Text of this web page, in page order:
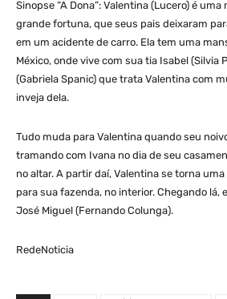
Sinopse “A Dona”: Valentina (Lucero) é
grande fortuna, que seus pais deixaram
em um acidente de carro. Ela tem uma
México, onde vive com sua tia Isabel (Silvia
(Gabriela Spanic) que trata Valentina com
inveja dela.
Tudo muda para Valentina quando seu
tramando com Ivana no dia de seu
no altar. A partir daí, Valentina se torna
para sua fazenda, no interior. Chegando lá,
José Miguel (Fernando Colunga).
RedeNoticia